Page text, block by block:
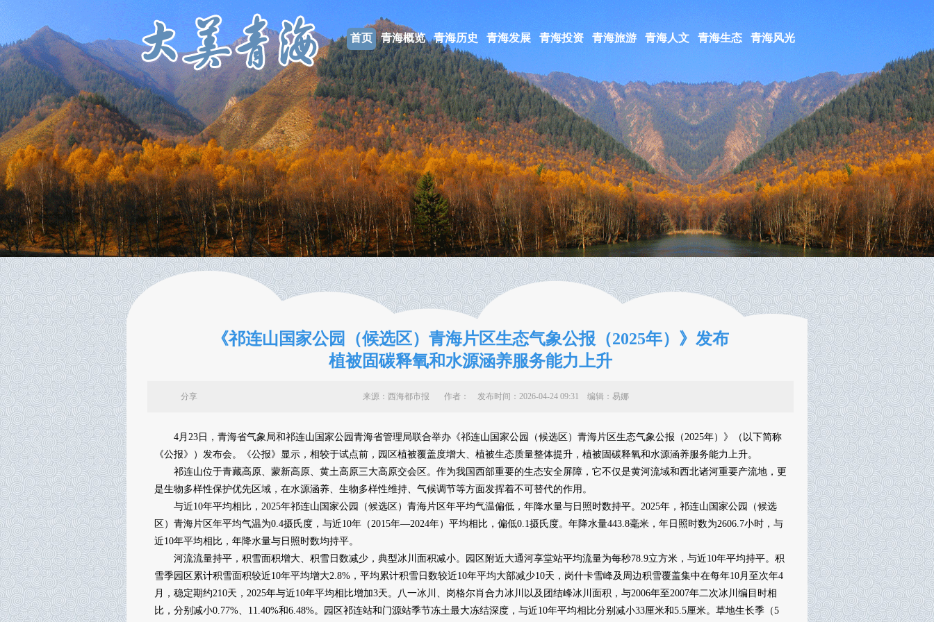
首页 青海概览 青海历史 青海发展 青海投资 青海旅游 青海人文 青海生态 青海风光
《祁连山国家公园（候选区）青海片区生态气象公报（2025年）》发布
植被固碳释氧和水源涵养服务能力上升
来源：西海都市报 作者： 发布时间：2026-04-24 09:31 编辑：易娜
分享
4月23日，青海省气象局和祁连山国家公园青海省管理局联合举办《祁连山国家公园（候选区）青海片区生态气象公报（2025年）》（以下简称
《公报》）发布会。《公报》显示，相较于试点前，园区植被覆盖度增大、植被生态质量整体提升，植被固碳释氧和水源涵养服务能力上升。
祁连山位于青藏高原、蒙新高原、黄土高原三大高原交会区。作为我国西部重要的生态安全屏障，它不仅是黄河流域和西北诸河重要产流地，更
是生物多样性保护优先区域，在水源涵养、生物多样性维持、气候调节等方面发挥着不可替代的作用。
与近10年平均相比，2025年祁连山国家公园（候选区）青海片区年平均气温偏低，年降水量与日照时数持平。2025年，祁连山国家公园（候选
区）青海片区年平均气温为0.4摄氏度，与近10年（2015年—2024年）平均相比，偏低0.1摄氏度。年降水量443.8毫米，年日照时数为2606.7小时，与
近10年平均相比，年降水量与日照时数均持平。
河流流量持平，积雪面积增大、积雪日数减少，典型冰川面积减小。园区附近大通河享堂站平均流量为每秒78.9立方米，与近10年平均持平。积
雪季园区累计积雪面积较近10年平均增大2.8%，平均累计积雪日数较近10年平均大部减少10天，岗什卡雪峰及周边积雪覆盖集中在每年10月至次年4
月，稳定期约210天，2025年与近10年平均相比增加3天。八一冰川、岗格尔肖合力冰川以及团结峰冰川面积，与2006年至2007年二次冰川编目时相
比，分别减小0.77%、11.40%和6.48%。园区祁连站和门源站季节冻土最大冻结深度，与近10年平均相比分别减小33厘米和5.5厘米。草地生长季（5